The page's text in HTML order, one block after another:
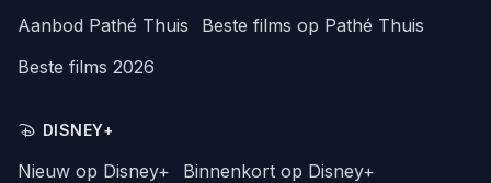
Aanbod Pathé Thuis
Beste films op Pathé Thuis
Beste films 2026
DISNEY+
Nieuw op Disney+
Binnenkort op Disney+